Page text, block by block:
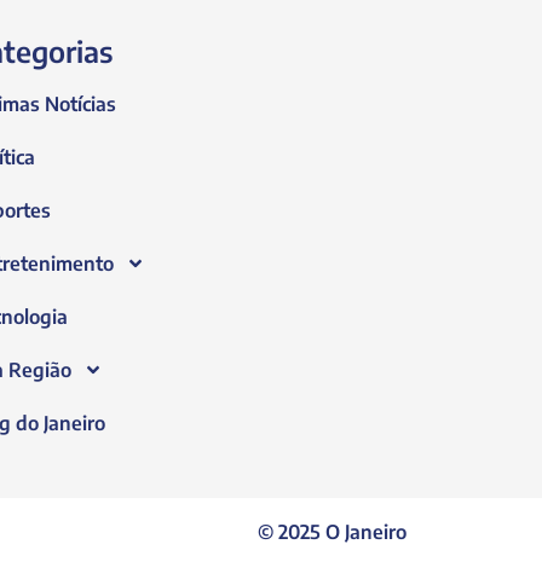
Notícias
Região
do Janeiro
© 2025 O Janeiro